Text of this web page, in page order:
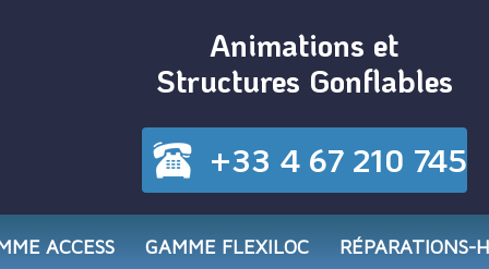
Animations et
Structures Gonflables
+33 4 67 210 745
ACCESS GAMME FLEXILOC RÉPARATIONS-